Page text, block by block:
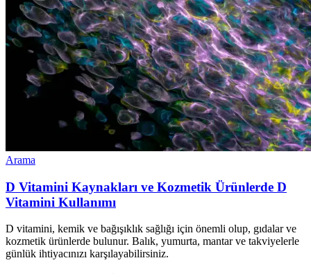
Arama
D Vitamini Kaynakları ve Kozmetik Ürünlerde D
Vitamini Kullanımı
D vitamini, kemik ve bağışıklık sağlığı için önemli olup, gıdalar ve
kozmetik ürünlerde bulunur. Balık, yumurta, mantar ve takviyelerle
günlük ihtiyacınızı karşılayabilirsiniz.